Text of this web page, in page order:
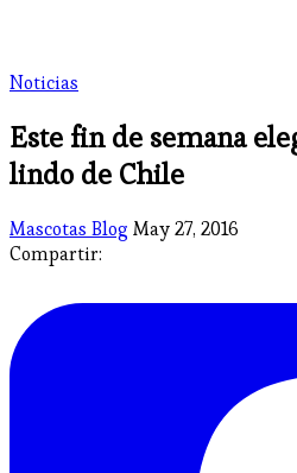
Noticias
Este fin de semana
lindo de Chile
Mascotas Blog May 27, 2016
Compartir: